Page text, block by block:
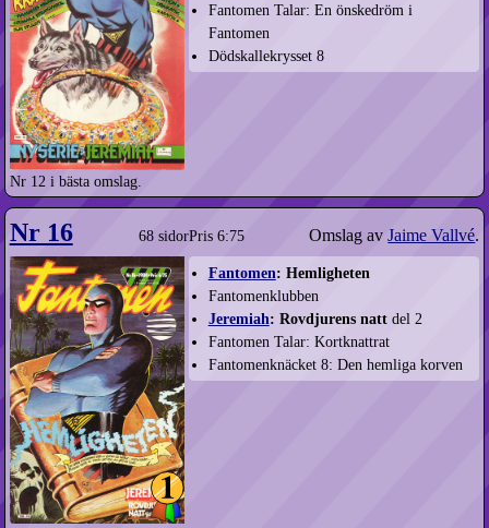
Nr 12 i bästa omslag.
Fantomen Talar: En önskedröm i
Fantomen
Dödskallekrysset 8
Nr 16 68 sidorPris 6:75 Omslag avJaime Vallvé.
Fantomen: Hemligheten
Fantomenklubben
Jeremiah: Rovdjurens natt del 2
Fantomen Talar: Kortknattrat
Fantomenknäcket 8: Den hemliga korven